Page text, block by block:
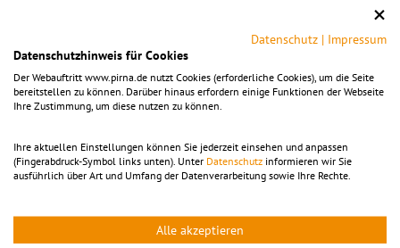
Die Schöffen werden durch Wahlausschüsse bei den Amtsgerichten
aus Vorschlagslisten der Gemeinde gewählt. Für die
Jugendschöffen werden die Vorschlagslisten durch die
Jugendämter aufgestellt.
oder als Jugendschöffe bei dem für ihn zuständigen Jugendamt
formlos bewerben oder andere ihm geeignet erscheinende
Personen vorschlagen.
Datenschutz | Impressum
Datenschutzhinweis für Cookies
Der Webauftritt www.pirna.de nutzt Cookies (erforderliche Cookies), um die Seite
bereitstellen zu können. Darüber hinaus erfordern einige Funktionen der Webseite
Ihre Zustimmung, um diese nutzen zu können.
Ihre aktuellen Einstellungen können Sie jederzeit einsehen und anpassen
(Fingerabdruck-Symbol links unten). Unter Datenschutz informieren wir Sie
ausführlich über Art und Umfang der Datenverarbeitung sowie Ihre Rechte.
Alle akzeptieren